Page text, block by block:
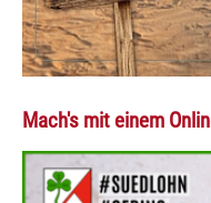
Mach's mit einem